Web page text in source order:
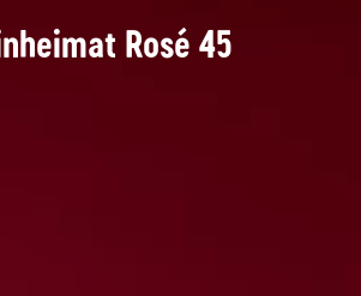
Rosé 45